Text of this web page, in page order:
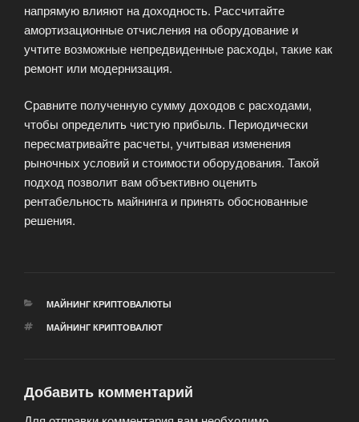
напрямую влияют на доходность. Рассчитайте
амортизационные отчисления на оборудование и
учтите возможные непредвиденные расходы, такие как
ремонт или модернизация.
Сравните полученную сумму доходов с расходами,
чтобы определить чистую прибыль. Периодически
пересматривайте расчеты, учитывая изменения
рыночных условий и стоимости оборудования. Такой
подход позволит вам объективно оценить
рентабельность майнинга и принять обоснованные
решения.
РУБРИКИ
МАЙНИНГ КРИПТОВАЛЮТЫ
МЕТКИ
МАЙНИНГ КРИПТОВАЛЮТ
Добавить комментарий